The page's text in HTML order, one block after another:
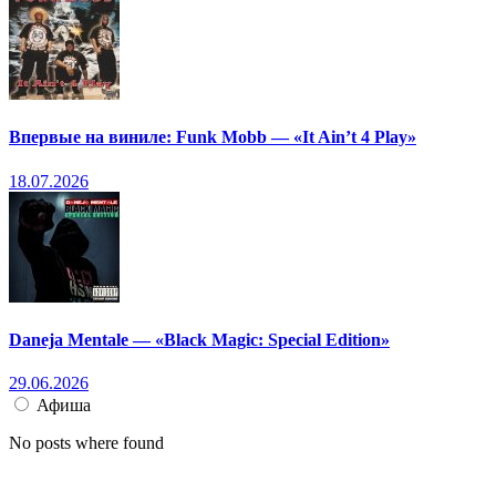
Впервые на виниле: Funk Mobb — «It Ain’t 4 Play»
18.07.2026
Daneja Mentale — «Black Magic: Special Edition»
29.06.2026
Афиша
No posts where found